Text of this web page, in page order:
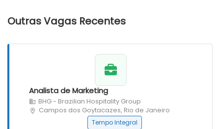
Outras Vagas Recentes
Analista de Marketing
BHG - Brazilian Hospitality Group
Campos dos Goytacazes, Rio de Janeiro
Tempo Integral